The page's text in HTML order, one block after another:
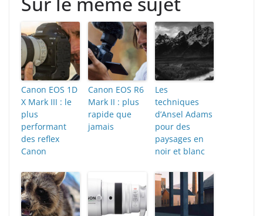
Canon EOS 1D
X Mark III : le
plus
performant
des reflex
Canon
Canon EOS R6
Mark II : plus
rapide que
jamais
Les
techniques
d’Ansel Adams
pour des
paysages en
noir et blanc